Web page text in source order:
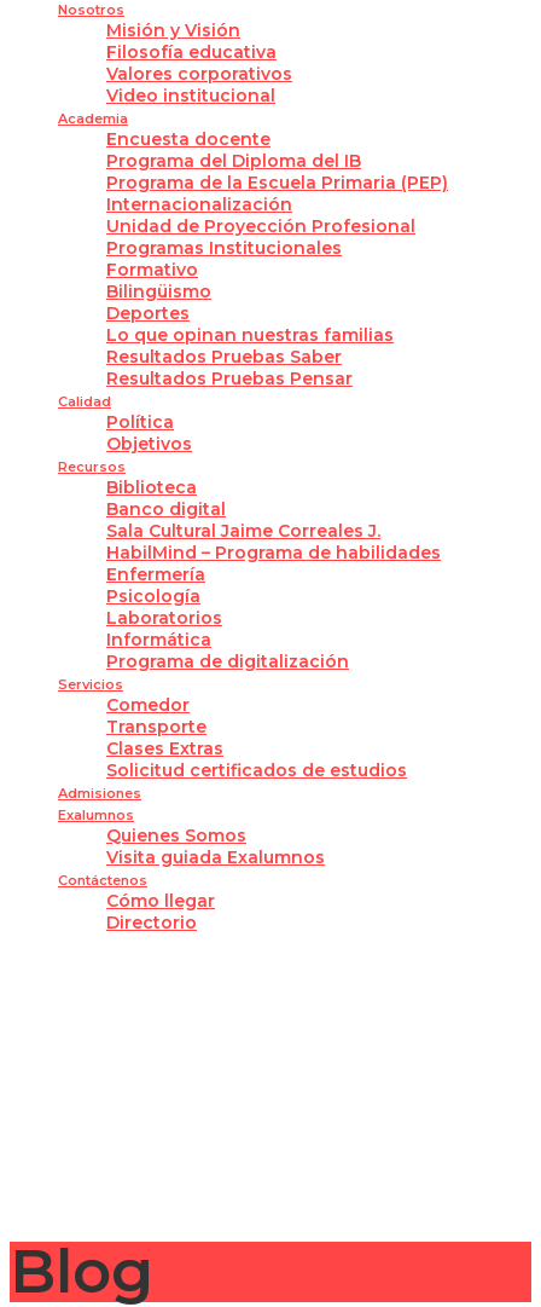
Nosotros
Misión y Visión
Filosofía educativa
Valores corporativos
Video institucional
Academia
Encuesta docente
Programa del Diploma del IB
Programa de la Escuela Primaria (PEP)
Internacionalización
Unidad de Proyección Profesional
Programas Institucionales
Formativo
Bilingüismo
Deportes
Lo que opinan nuestras familias
Resultados Pruebas Saber
Resultados Pruebas Pensar
Calidad
Política
Objetivos
Recursos
Biblioteca
Banco digital
Sala Cultural Jaime Correales J.
HabilMind – Programa de habilidades
Enfermería
Psicología
Laboratorios
Informática
Programa de digitalización
Servicios
Comedor
Transporte
Clases Extras
Solicitud certificados de estudios
Admisiones
Exalumnos
Quienes Somos
Visita guiada Exalumnos
Contáctenos
Cómo llegar
Directorio
Blog